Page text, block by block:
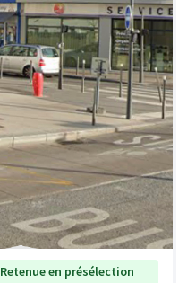
Retenue en présélection